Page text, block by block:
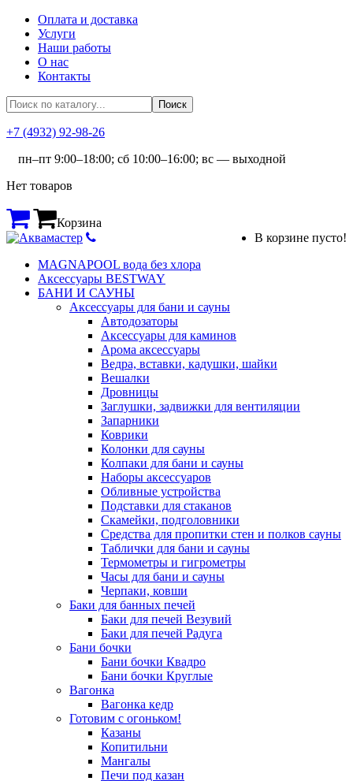
Оплата и доставка
Услуги
Наши работы
О нас
Контакты
+7 (4932) 92-98-26
пн–пт 9:00–18:00; сб 10:00–16:00; вс — выходной
Нет товаров
Корзина
В корзине пусто!
MAGNAPOOL вода без хлора
Аксессуары BESTWAY
БАНИ И САУНЫ
Аксессуары для бани и сауны
Автодозаторы
Аксессуары для каминов
Арома аксессуары
Ведра, вставки, кадушки, шайки
Вешалки
Дровницы
Заглушки, задвижки для вентиляции
Запарники
Коврики
Колонки для сауны
Колпаки для бани и сауны
Наборы аксессуаров
Обливные устройства
Подставки для стаканов
Скамейки, подголовники
Средства для пропитки стен и полков сауны
Таблички для бани и сауны
Термометры и гигрометры
Часы для бани и сауны
Черпаки, ковши
Баки для банных печей
Баки для печей Везувий
Баки для печей Радуга
Бани бочки
Бани бочки Квадро
Бани бочки Круглые
Вагонка
Вагонка кедр
Готовим с огоньком!
Казаны
Копитильни
Мангалы
Печи под казан